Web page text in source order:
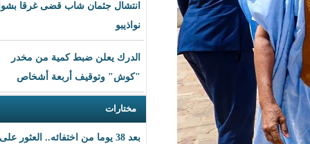
انتشال جثمان شاب قضى غرقا بشواطئ
نواذيبو
الدرك يعلن ضبط كمية من مخدر
"كوش" وتوقيف أربعة أشخاص
مختارات
بعد 38 يوما من اختفائه.. العثور على